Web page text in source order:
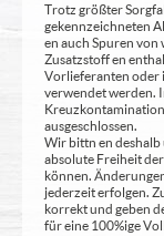
Trotz größter
gekennzeichneten
en auch Spuren
Zusatzstoff en
Vorlieferanten oder
verwendet werden.
ausgeschlossen.
Wir bittn en deshalb
absolute Freiheit
können.
jederzeit erfolgen.
korrekt und geben
für eine 100%ige